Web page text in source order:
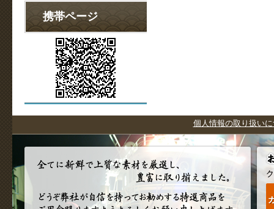
携帯ページ
個人情報の取り扱い